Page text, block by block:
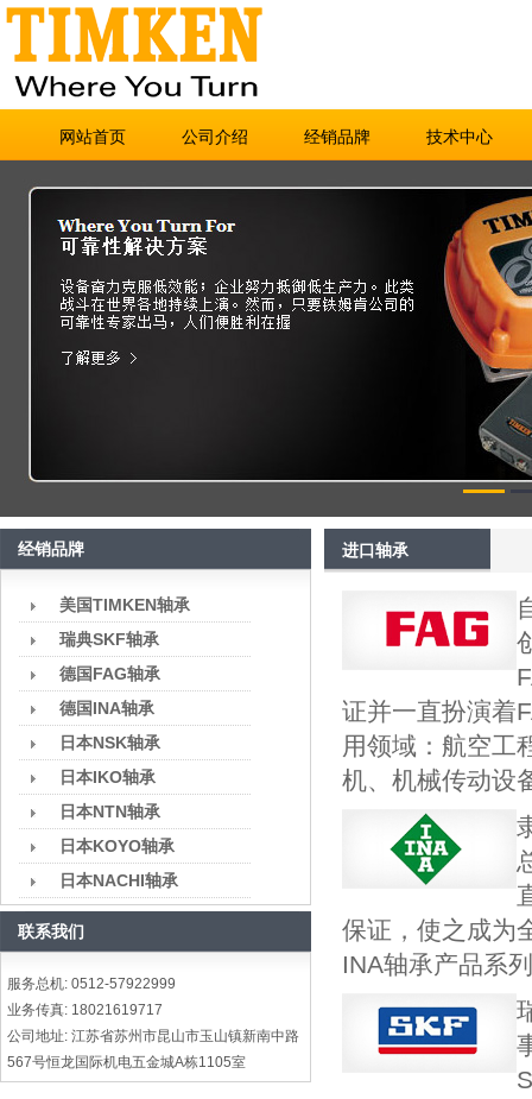
网站首页 公司介绍 经销品牌 技术中心
经销品牌
美国TIMKEN轴承
瑞典SKF轴承
德国FAG轴承
德国INA轴承
日本NSK轴承
日本IKO轴承
日本NTN轴承
日本KOYO轴承
日本NACHI轴承
联系我们
服务总机: 0512-57922999
业务传真: 18021619717
公司地址: 江苏省苏州市昆山市玉山镇新南中路
567号恒龙国际机电五金城A栋1105室
进口轴承
证并一直扮演着
用领域：航空工
机、机械传动
保证，使之成为
INA轴承产品系